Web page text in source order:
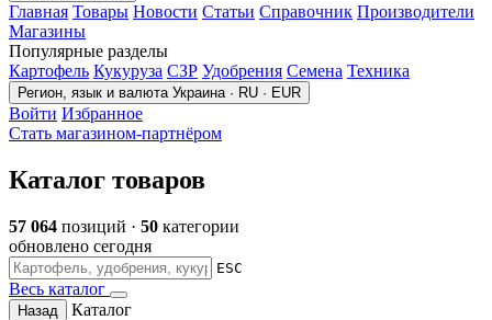
Главная Товары Новости Статьи Справочник Производители
Магазины
Популярные разделы
Картофель Кукуруза СЗР Удобрения Семена Техника
Регион, язык и валюта Украина · RU · EUR
Войти Избранное
Стать магазином-партнёром
Каталог товаров
57 064 позиций · 50 категории
обновлено сегодня
ESC
Весь каталог
Назад
Каталог